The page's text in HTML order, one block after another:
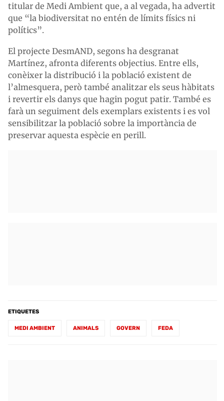
titular de Medi Ambient que, a al vegada, ha advertit
que “la biodiversitat no entén de límits físics ni
polítics”.
El projecte DesmAND, segons ha desgranat
Martínez, afronta diferents objectius. Entre ells,
conèixer la distribució i la població existent de
l’almesquera, però també analitzar els seus hàbitats
i revertir els danys que hagin pogut patir. També es
farà un seguiment dels exemplars existents i es vol
sensibilitzar la població sobre la importància de
preservar aquesta espècie en perill.
ETIQUETES
MEDI AMBIENT ANIMALS GOVERN FEDA